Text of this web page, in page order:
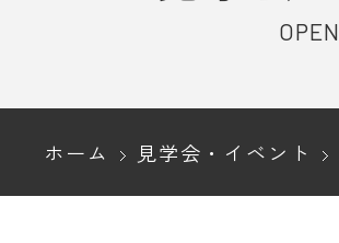
ホーム 見学会・イベント